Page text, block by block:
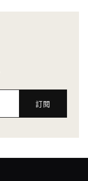
訂閱